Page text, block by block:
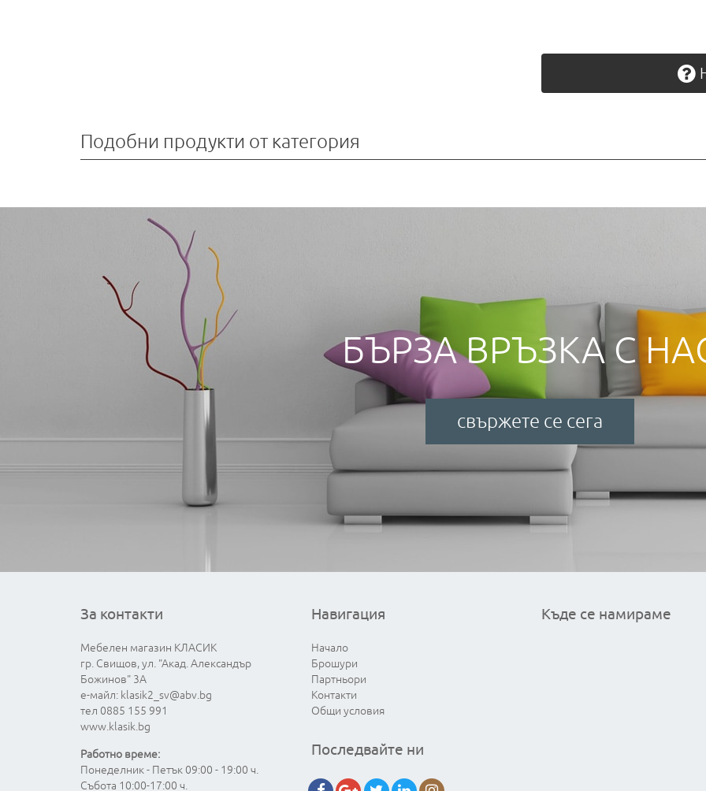
Подобни продукти от категория
БЪРЗА ВРЪЗКА С
свържете се сега
За контакти
Мебелен магазин КЛАСИК
гр. Свищов, ул. "Акад. Александър
Божинов" 3А
е-майл: klasik2_sv@abv.bg
тел 0885 155 991
www.klasik.bg
Работно време:
Понеделник - Петък 09:00 - 19:00 ч.
Събота 10:00-17:00 ч.
Навигация
Начало
Брошури
Партньори
Контакти
Общи условия
Последвайте ни
Къде се намираме